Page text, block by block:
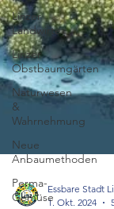
Linzer
Landwirte
Linzer
Obstbaumgärten
Naturwesen
&
Wahrnehmung
Neue
Anbaumethoden
Perma-
Gemüse